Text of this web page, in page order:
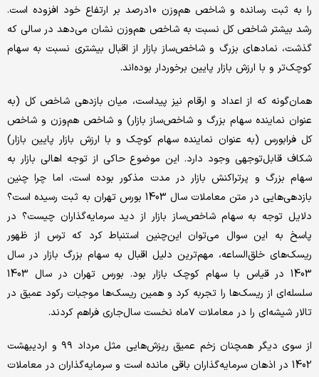
را به ثبت رسانده و شاخص هم‌‌‌وزن 10درصد بر ارتفاع خود افزوده است.
رشد بیشتر شاخص کل نسبت به شاخص هم‌‌‌وزن نشان می‌دهد در سالی که
گذشت، نمادهای بزرگ و شاخص‌‌‌ساز بازار از اقبال بیشتری نسبت به سهام
کوچک‌تر و با ارزش بازار پایین برخوردار بوده‌‌‌اند.
همان‌‌‌‌‌‌‌‌‌‌‌‌‌‌‌‌‌‌‌‌‌‌‌‌‌‌‌گونه که از اعداد و ارقام نیز پیداست، میان بازدهی شاخص‌‌‌ کل (به‌‌‌
عنوان نماینده سهام بزرگ و شاخص‌‌‌‌‌‌‌‌‌‌‌‌‌‌‌‌‌‌‌‌‌‌‌‌‌‌‌‌‌‌‌‌‌‌‌‌‌‌‌‌‌‌‌‌‌‌‌‌‌‌‌‌‌‌ساز بازار) و شاخص هم‌‌‌وزن و شاخص‌‌‌
کل فرابورس (به ‌‌‌عنوان نماینده سهام کوچک و با ارزش بازار پایین بازار)
شکاف قابل‌‌‌توجهی وجود دارد. این موضوع حاکی از توجه اهالی بازار به
سهام بزرگ و پرتراکنش بازار در مدت مذکور بوده ‌‌‌است، اما چرا چنین
بازدهی‌‌‌‌‌‌‌‌‌‌‌‌‌‌‌‌‌‌‌‌‌‌‌‌‌‌‌هایی در متن معاملات سال 1403 بورس تهران به ‌‌‌ثبت رسیده ‌‌‌است؟
دلایل توجه به سهام شاخص‌‌‌‌‌‌‌‌‌‌‌‌‌‌‌‌‌‌‌‌‌‌‌‌‌‌‌ساز بازار از دید سرمایه‌گذاران چیست؟ در
پاسخ به این سوال می‌‌‌توان این‌‌‌چنین استنباط کرد که ترس از ظهور
ریسک‌‌‌های خلق‌‌‌الساعه، مهم‌ترین دلیل اقبال به سهام بزرگ بازار در سال
1403 در قیاس با سهام کوچک بازار بود. بورس تهران در سال‌‌‌ 1403
سلسله‌‌‌‌‌‌‌‌‌‌‌‌‌‌‌‌‌‌‌‌‌‌‌‌‌‌‌ای از ریسک‌‌‌ها را تجربه کرد و همین ریسک‌‌‌ها موجبات رکود عمیق در
تالار شیشه‌‌‌ای را در معاملات ۷ماه نخست سال‌جاری فراهم‌‌‌ کردند.
از سوی دیگر همچنان زخم عمیق ریزش‌‌‌هایی مثل مرداد ۹۹ و اردیبهشت
1402 در اذهان سرمایه‌گذاران باقی ‌‌‌مانده ‌‌‌است و سرمایه‌گذاران در معاملات